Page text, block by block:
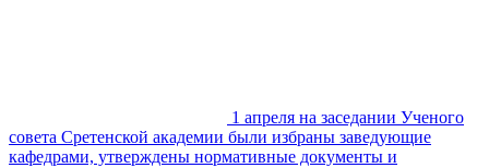
1 апреля на заседании Ученого
совета Сретенской академии были избраны заведующие
кафедрами, утверждены нормативные документы и